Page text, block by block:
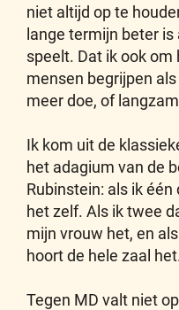
niet altijd op te
lange termijn beter
speelt. Dat ik ook om
mensen begrijpen
meer doe, of
Ik kom uit de
het adagium van de
Rubinstein: als ik
het zelf. Als ik twee
mijn vrouw het, en
hoort de hele zaal
Tegen MD valt niet